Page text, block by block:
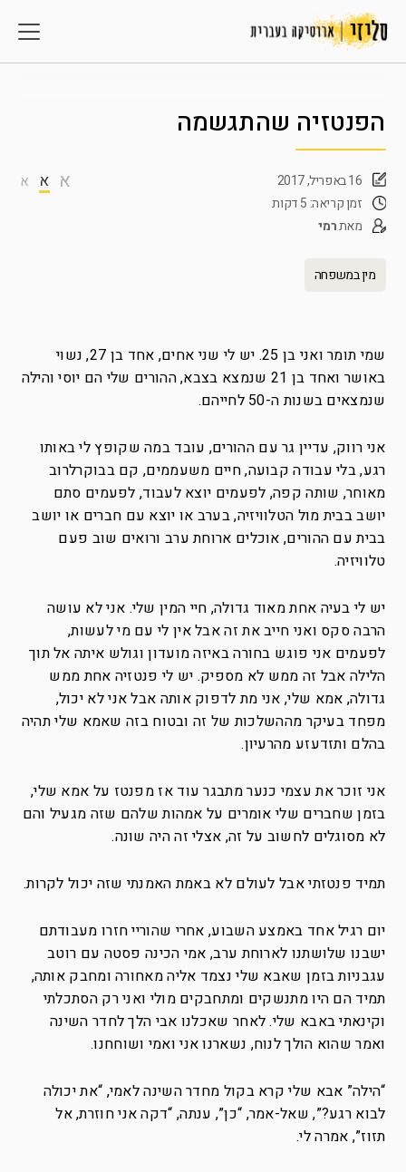
הפנטזיה שהתגשמה
א א א
16 באפריל, 2017
זמן קריאה: 5 דקות
מאתרמי
מין במשפחה
שמי תומר ואני בן 25. יש לי שני אחים, אחד בן 27, נשוי
באושר ואחד בן 21 שנמצא בצבא, ההורים שלי הם יוסי והילה
שנמצאים בשנות ה-50 לחייהם.
אני רווק, עדיין גר עם ההורים, עובד במה שקופץ לי באותו
רגע, בלי עבודה קבועה, חיים משעממים, קם בבוקרלרוב
מאוחר, שותה קפה, לפעמים יוצא לעבוד, לפעמים סתם
יושב בבית מול הטלוויזיה, בערב או יוצא עם חברים או יושב
בבית עם ההורים, אוכלים ארוחת ערב ורואים שוב פעם
טלוויזיה.
יש לי בעיה אחת מאוד גדולה, חיי המין שלי. אני לא עושה
הרבה סקס ואני חייב את זה אבל אין לי עם מי לעשות,
לפעמים אני פוגש בחורה באיזה מועדון וגולש איתה אל תוך
הלילה אבל זה ממש לא מספיק. יש לי פנטזיה אחת ממש
גדולה, אמא שלי, אני מת לדפוק אותה אבל אני לא יכול,
מפחד בעיקר מההשלכות של זה ובטוח בזה שאמא שלי תהיה
בהלם ותזדעזע מהרעיון.
אני זוכר את עצמי כנער מתבגר עוד אז מפנטז על אמא שלי,
בזמן שחברים שלי אומרים על אמהות שלהם שזה מגעיל והם
לא מסוגלים לחשוב על זה, אצלי זה היה שונה.
תמיד פנטזתי אבל לעולם לא באמת האמנתי שזה יכול לקרות.
יום רגיל אחד באמצע השבוע, אחרי שהוריי חזרו מעבודתם
ישבנו שלושתנו לארוחת ערב, אמי הכינה פסטה עם רוטב
עגבניות בזמן שאבא שלי נצמד אליה מאחורה ומחבק אותה,
תמיד הם היו מתנשקים ומתחבקים מולי ואני רק הסתכלתי
וקינאתי באבא שלי. לאחר שאכלנו אבי הלך לחדר השינה
ואמר שהוא הולך לנוח, נשארנו אני ואמי ושוחחנו.
“הילה” אבא שלי קרא בקול מחדר השינה לאמי, “את יכולה
לבוא רגע?”, שאל-אמר, “כן”, ענתה, “דקה אני חוזרת, אל
תזוז”, אמרה לי.